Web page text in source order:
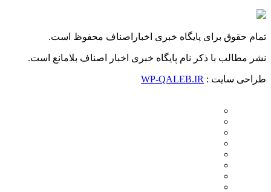
تمام حقوق برای پایگاه خبری اخباراصناف محفوظ است.
نشر مطالب با ذکر نام پایگاه خبری اخبار اصناف بلامانع است.
طراحی سایت : WP-QALEB.IR